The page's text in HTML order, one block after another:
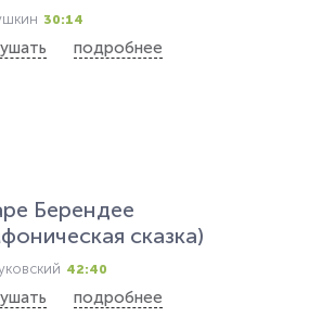
30:14
подробнее
Берендее
сказка)
42:40
подробнее